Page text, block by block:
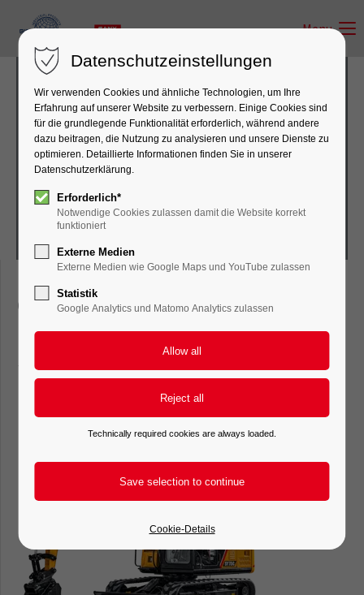
Menu
Compact excavator
Compact excavator
SY75C
Datenschutzeinstellungen
Wir verwenden Cookies und ähnliche Technologien, um Ihre
Erfahrung auf unserer Website zu verbessern. Einige Cookies sind
für die grundlegende Funktionalität erforderlich, während andere
dazu beitragen, die Nutzung zu analysieren und unsere Dienste zu
optimieren. Detaillierte Informationen finden Sie in unserer
Datenschutzerklärung.
Erforderlich*
Notwendige Cookies zulassen damit die Website korrekt
funktioniert
Externe Medien
Externe Medien wie Google Maps und YouTube zulassen
Statistik
Google Analytics und Matomo Analytics zulassen
Technically required cookies are always loaded.
Cookie-Details